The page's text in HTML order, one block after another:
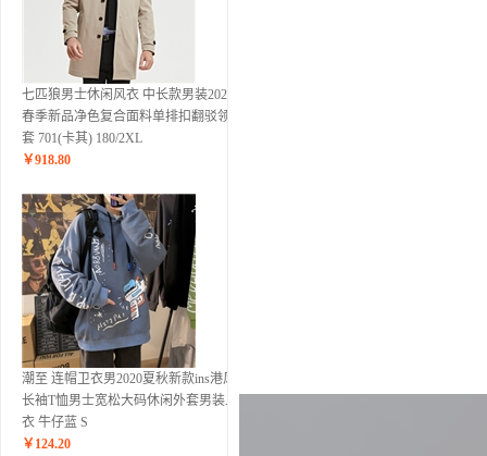
七匹狼男士休闲风衣 中长款男装2020年
春季新品净色复合面料单排扣翻驳领外
套 701(卡其) 180/2XL
￥918.80
潮至 连帽卫衣男2020夏秋新款ins港风
长袖T恤男士宽松大码休闲外套男装上
衣 牛仔蓝 S
￥ 124.20